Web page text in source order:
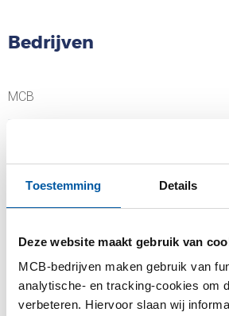
Toestemming Details
Deze website maakt gebruik van
MCB-bedrijven maken gebruik van
analytische- en tracking-cookies om
verbeteren. Hiervoor slaan wij
Bedrijven
MCB
MCB Direct